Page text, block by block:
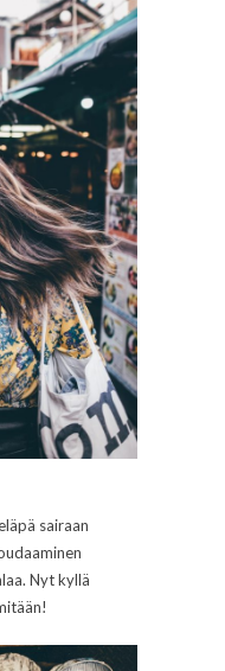
sairaan
Nyt kyllä